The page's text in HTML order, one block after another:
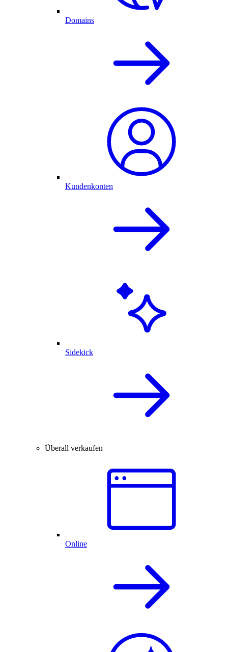
Domains
Kundenkonten
Sidekick
Überall verkaufen
Online